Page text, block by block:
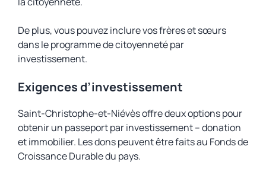
De plus, vous pouvez inclure vos frères et sœurs
dans le programme de citoyenneté par
investissement.
Exigences d’investissement
Saint-Christophe-et-Niévès offre deux options pour
obtenir un passeport par investissement – donation
et immobilier. Les dons peuvent être faits au Fonds de
Croissance Durable du pays.